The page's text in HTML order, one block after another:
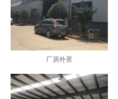
厂房外景